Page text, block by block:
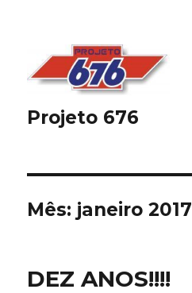
Projeto 676
Mês: janeiro 2017
DEZ ANOS!!!!